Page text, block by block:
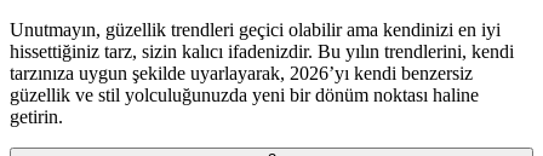
Unutmayın, güzellik trendleri geçici olabilir ama kendinizi en iyi
hissettiğiniz tarz, sizin kalıcı ifadenizdir. Bu yılın trendlerini, kendi
tarzınıza uygun şekilde uyarlayarak, 2026’yı kendi benzersiz
güzellik ve stil yolculuğunuzda yeni bir dönüm noktası haline
getirin.